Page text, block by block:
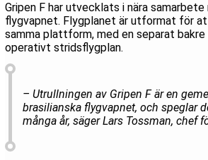
Gripen F har utvecklats i nära
flygvapnet. Flygplanet är utformat för
samma plattform, med en separat
operativt stridsflygplan.
– Utrullningen av Gripen F är en
brasilianska flygvapnet, och speglar
många år, säger Lars Tossman, chef